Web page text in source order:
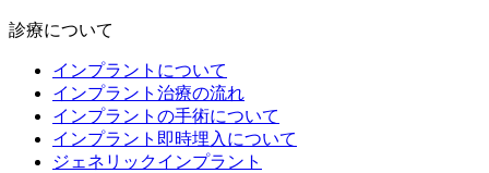
診療について
インプラントについて
インプラント治療の流れ
インプラントの手術について
インプラント即時埋入について
ジェネリックインプラント